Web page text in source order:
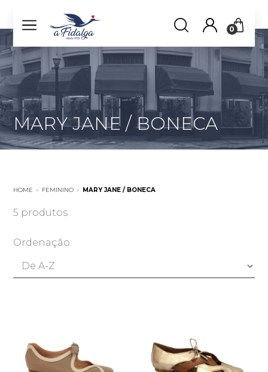
0
MARY JANE / BONECA
HOME » FEMININO » MARY JANE / BONECA
5 produtos
Ordenação: